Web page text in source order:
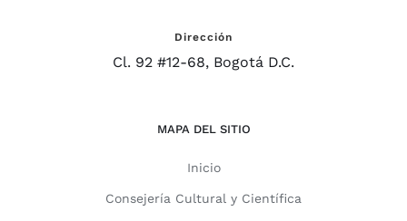
Dirección
Cl. 92 #12-68, Bogotá D.C.
MAPA DEL SITIO
Inicio
Consejería Cultural y Científica